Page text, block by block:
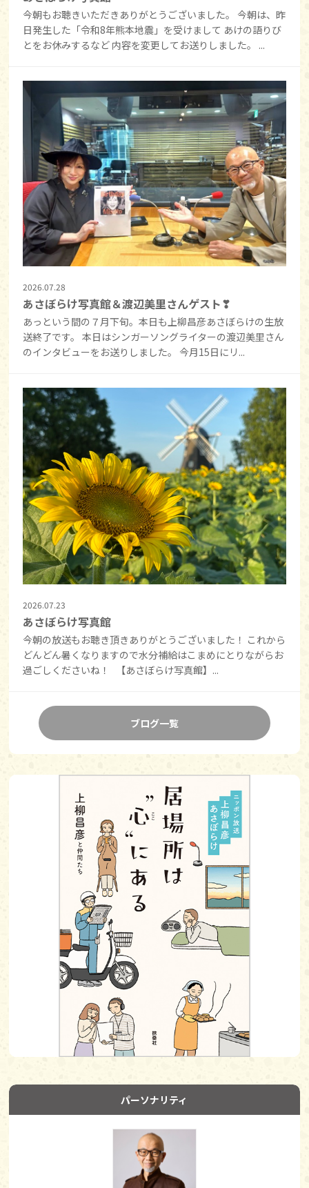
今朝もお聴きいただきありがとうございました。 今朝は、昨
日発生した「令和8年熊本地震」を受けまして あけの語りび
とをお休みするなど 内容を変更してお送りしました。 ...
2026.07.28
あさぼらけ写真館＆渡辺美里さんゲスト❣
あっという間の７月下旬。本日も上柳昌彦あさぼらけの生放
送終了です。 本日はシンガーソングライターの渡辺美里さん
のインタビューをお送りしました。 今月15日にリ...
2026.07.23
あさぼらけ写真館
今朝の放送もお聴き頂きありがとうございました！ これから
どんどん暑くなりますので水分補給はこまめにとりながらお
過ごしくださいね！ 【あさぼらけ写真館】...
ブログ一覧
パーソナリティ